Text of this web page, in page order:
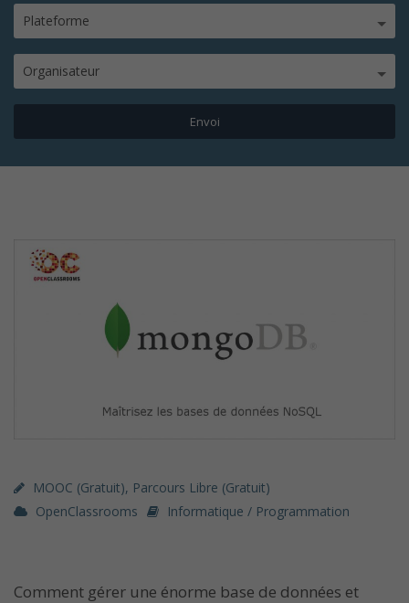
Plateforme
Organisateur
MOOC (gratuit), Parcours Libre (gratuit)
OpenClassrooms
Informatique / Programmation
Comment gérer une énorme base de données et